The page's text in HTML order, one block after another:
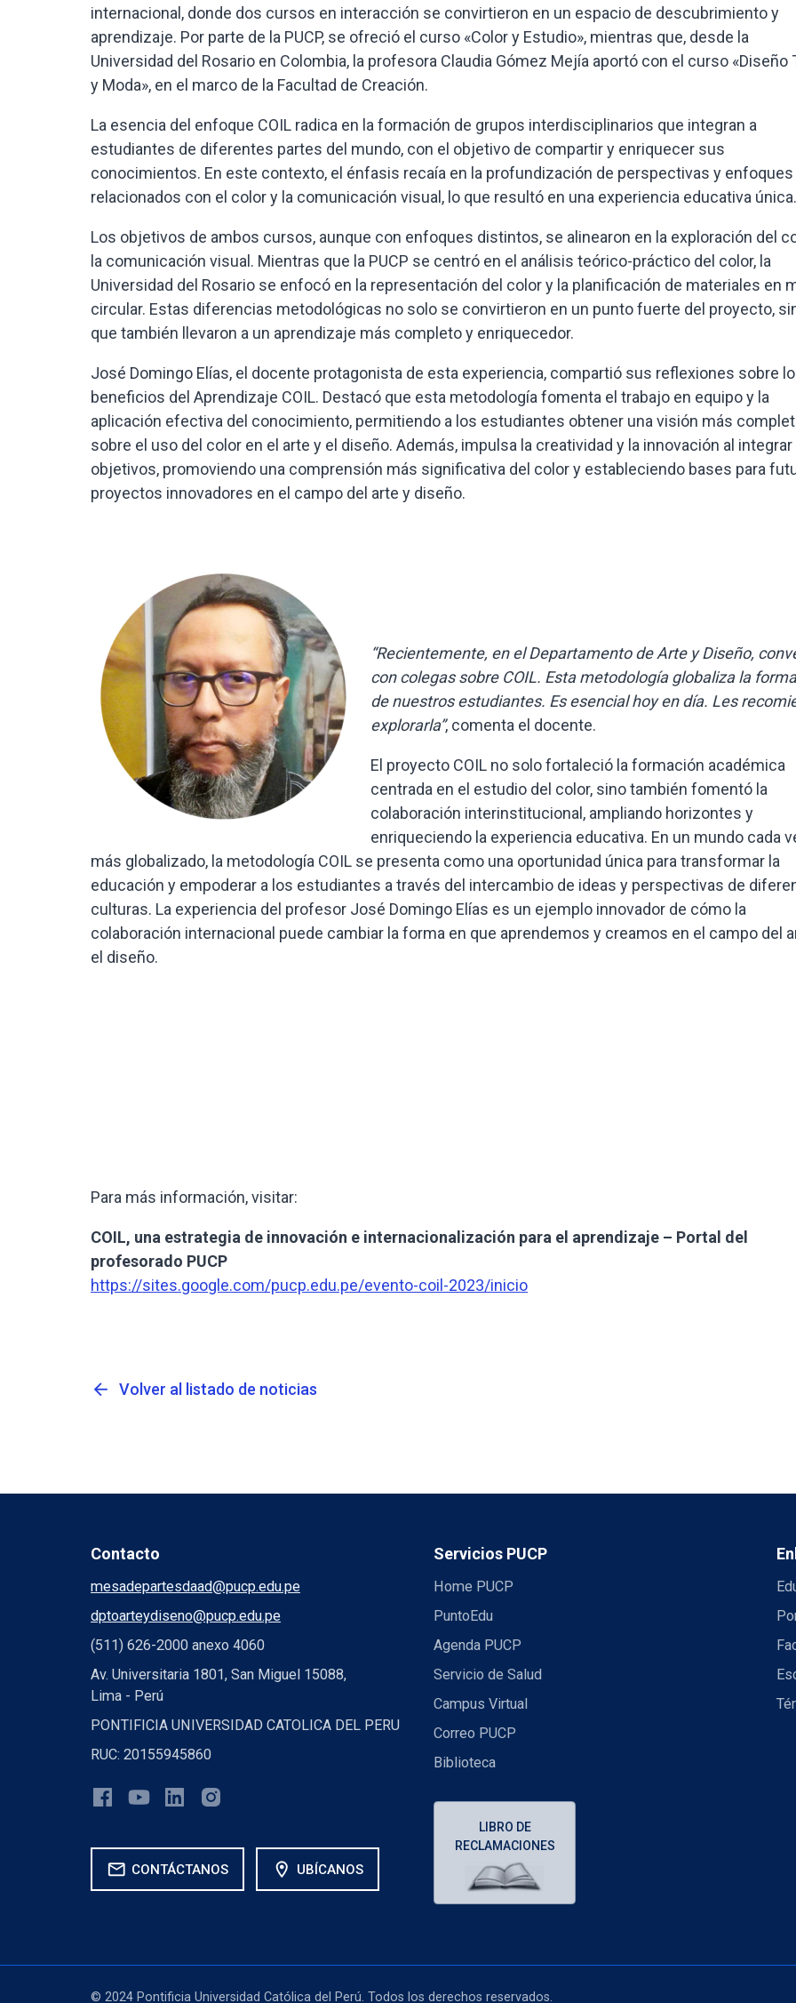
internacional, donde dos cursos en interacción se convirtieron en un espacio de descubrimiento y
aprendizaje. Por parte de la PUCP, se ofreció el curso «Color y Estudio», mientras que, desde la
Universidad del Rosario en Colombia, la profesora Claudia Gómez Mejía aportó con el curso «Diseño
y Moda», en el marco de la Facultad de Creación.
La esencia del enfoque COIL radica en la formación de grupos interdisciplinarios que integran a
estudiantes de diferentes partes del mundo, con el objetivo de compartir y enriquecer sus
conocimientos. En este contexto, el énfasis recaía en la profundización de perspectivas y enfoques
relacionados con el color y la comunicación visual, lo que resultó en una experiencia educativa única.
Los objetivos de ambos cursos, aunque con enfoques distintos, se alinearon en la exploración del
la comunicación visual. Mientras que la PUCP se centró en el análisis teórico-práctico del color, la
Universidad del Rosario se enfocó en la representación del color y la planificación de materiales en
circular. Estas diferencias metodológicas no solo se convirtieron en un punto fuerte del proyecto,
que también llevaron a un aprendizaje más completo y enriquecedor.
José Domingo Elías, el docente protagonista de esta experiencia, compartió sus reflexiones sobre
beneficios del Aprendizaje COIL. Destacó que esta metodología fomenta el trabajo en equipo y la
aplicación efectiva del conocimiento, permitiendo a los estudiantes obtener una visión más
sobre el uso del color en el arte y el diseño. Además, impulsa la creatividad y la innovación al integrar
objetivos, promoviendo una comprensión más significativa del color y estableciendo bases para
proyectos innovadores en el campo del arte y diseño.
“Recientemente, en el Departamento de Arte y Diseño,
con colegas sobre COIL. Esta metodología globaliza la
de nuestros estudiantes. Es esencial hoy en día. Les
explorarla”, comenta el docente.
El proyecto COIL no solo fortaleció la formación académica
centrada en el estudio del color, sino también fomentó la
colaboración interinstitucional, ampliando horizontes y
enriqueciendo la experiencia educativa. En un mundo cada
más globalizado, la metodología COIL se presenta como una oportunidad única para transformar la
educación y empoderar a los estudiantes a través del intercambio de ideas y perspectivas de
culturas. La experiencia del profesor José Domingo Elías es un ejemplo innovador de cómo la
colaboración internacional puede cambiar la forma en que aprendemos y creamos en el campo del
el diseño.
Para más información, visitar:
COIL, una estrategia de innovación e internacionalización para el aprendizaje – Portal del
profesorado PUCP
https://sites.google.com/pucp.edu.pe/evento-coil-2023/inicio
arrow_back Volver al listado de noticias
Contacto
mesadepartesdaad@pucp.edu.pe
dptoarteydiseno@pucp.edu.pe
(511) 626-2000 anexo 4060
Av. Universitaria 1801, San Miguel 15088,
Lima - Perú
PONTIFICIA UNIVERSIDAD CATOLICA DEL PERU
RUC: 20155945860
mail CONTÁCTANOS location_on UBÍCANOS
Servicios PUCP
Home PUCP
PuntoEdu
Agenda PUCP
Servicio de Salud
Campus Virtual
Correo PUCP
Biblioteca
LIBRO DE
RECLAMACIONES
© 2024 Pontificia Universidad Católica del Perú. Todos los derechos reservados.